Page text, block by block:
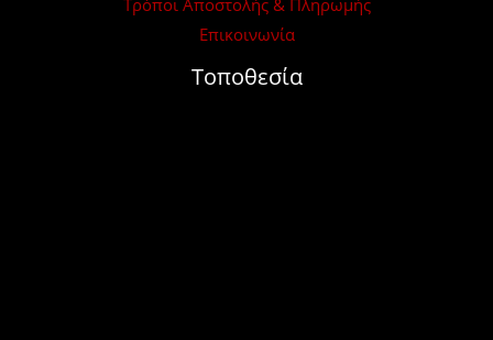
Τρόποι Αποστολής & Πληρωμής
Επικοινωνία
Τοποθεσία